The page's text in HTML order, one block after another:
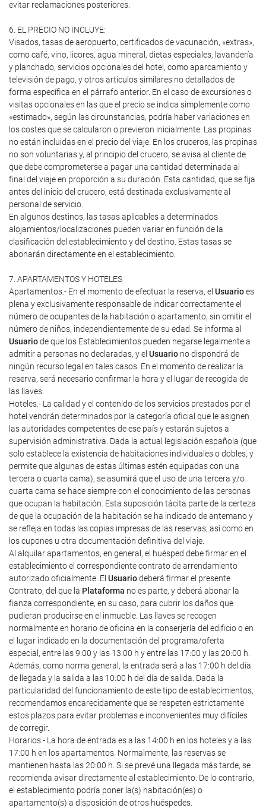
evitar reclamaciones posteriores.
6. EL PRECIO NO INCLUYE:
Visados, tasas de aeropuerto, certificados de vacunación, «extras»,
como café, vino, licores, agua mineral, dietas especiales, lavandería
y planchado, servicios opcionales del hotel, como aparcamiento y
televisión de pago, y otros artículos similares no detallados de
forma específica en el párrafo anterior. En el caso de excursiones o
visitas opcionales en las que el precio se indica simplemente como
«estimado», según las circunstancias, podría haber variaciones en
los costes que se calcularon o previeron inicialmente. Las propinas
no están incluidas en el precio del viaje. En los cruceros, las propinas
no son voluntarias y, al principio del crucero, se avisa al cliente de
que debe comprometerse a pagar una cantidad determinada al
final del viaje en proporción a su duración. Esta cantidad, que se fija
antes del inicio del crucero, está destinada exclusivamente al
personal de servicio.
En algunos destinos, las tasas aplicables a determinados
alojamientos/localizaciones pueden variar en función de la
clasificación del establecimiento y del destino. Estas tasas se
abonarán directamente en el establecimiento.
7. APARTAMENTOS Y HOTELES
Apartamentos.- En el momento de efectuar la reserva, el Usuarioes
plena y exclusivamente responsable de indicar correctamente el
número de ocupantes de la habitación o apartamento, sin omitir el
número de niños, independientemente de su edad. Se informa al
Usuariode que los Establecimientos pueden negarse legalmente a
admitir a personas no declaradas, y el Usuario no dispondrá de
ningún recurso legal en tales casos. En el momento de realizar la
reserva, será necesario confirmar la hora y el lugar de recogida de
las llaves.
Hoteles.- La calidad y el contenido de los servicios prestados por el
hotel vendrán determinados por la categoría oficial que le asignen
las autoridades competentes de ese país y estarán sujetos a
supervisión administrativa. Dada la actual legislación española (que
solo establece la existencia de habitaciones individuales o dobles, y
permite que algunas de estas últimas estén equipadas con una
tercera o cuarta cama), se asumirá que el uso de una tercera y/o
cuarta cama se hace siempre con el conocimiento de las personas
que ocupan la habitación. Esta suposición tácita parte de la certeza
de que la ocupación de la habitación se ha indicado de antemano y
se refleja en todas las copias impresas de las reservas, así como en
los cupones u otra documentación definitiva del viaje.
Al alquilar apartamentos, en general, el huésped debe firmar en el
establecimiento el correspondiente contrato de arrendamiento
autorizado oficialmente. El Usuariodeberá firmar el presente
Contrato, del que la Plataforma no es parte, y deberá abonar la
fianza correspondiente, en su caso, para cubrir los daños que
pudieran producirse en el inmueble. Las llaves se recogen
normalmente en horario de oficina en la conserjería del edificio o en
el lugar indicado en la documentación del programa/oferta
especial, entre las 9:00 y las 13:00 h y entre las 17:00 y las 20:00 h.
Además, como norma general, la entrada será a las 17:00 h del día
de llegada y la salida a las 10:00 h del día de salida. Dada la
particularidad del funcionamiento de este tipo de establecimientos,
recomendamos encarecidamente que se respeten estrictamente
estos plazos para evitar problemas e inconvenientes muy difíciles
de corregir.
Horarios.- La hora de entrada es a las 14:00 h en los hoteles y a las
17:00 h en los apartamentos. Normalmente, las reservas se
mantienen hasta las 20:00 h. Si se prevé una llegada más tarde, se
recomienda avisar directamente al establecimiento. De lo contrario,
el establecimiento podría poner la(s) habitación(es) o
apartamento(s) a disposición de otros huéspedes.